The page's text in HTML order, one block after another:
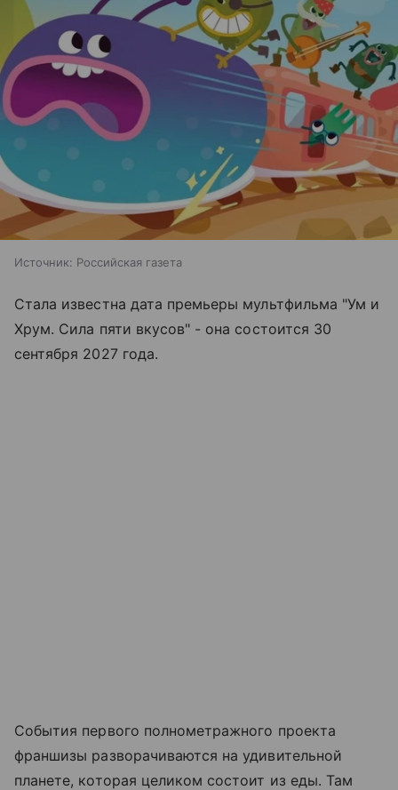
Источник: Российская газета
Стала известна дата премьеры мультфильма "Ум и
Хрум. Сила пяти вкусов" - она состоится 30
сентября 2027 года.
События первого полнометражного проекта
франшизы разворачиваются на удивительной
планете, которая целиком состоит из еды. Там